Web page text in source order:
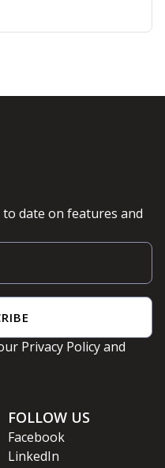
date on features and
Privacy Policyand
FOLLOW US
Facebook
LinkedIn